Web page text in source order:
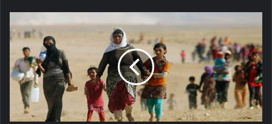
جینۆسایدا
شنگالێ
و
بورینا
11
سالان
هەتا
ئەڤرۆ